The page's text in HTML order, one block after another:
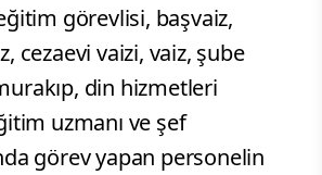
görevlisi, başvaiz,
cezaevi vaizi, vaiz, şube
din hizmetleri
uzmanı ve şef
görev yapan personelin